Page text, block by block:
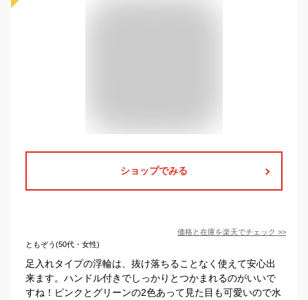
ショップでみる
価格と在庫を楽天でチェック >>
ともぞう(50代・女性)
足入れタイプの浮輪は、抜け落ちることなく使えて安心出
来ます。ハンドル付きでしっかりとつかまれるのがいいで
すね！ピンクとグリーンの2色あって見た目も可愛いので水